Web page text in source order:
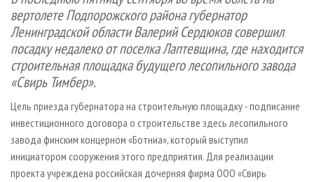
СУШКА ДРЕВЕСИНЫ
ПРОИЗВОДСТВО ДРЕВЕСНЫХ ПЛИТ
ДЕРЕВЯННОЕ ДОМОСТРОЕНИЕ
ПРОИЗВОДСТВО МЕБЕЛИ
БИОЭНЕРГЕТИКА
ЦБП
ИНСТРУМЕНТ И МАТЕРИАЛЫ
ПЕРСОНЫ
МОБИЛЬНЫЕ ВЫСТАВКИ
ОФИЦИАЛЬНЫЕ ДЕЛЕГАЦИИ
ПРИОРИТЕТНЫЕ ИНВЕСТПРОЕКТЫ
RUSSIAN FORESTRY REVIEW
ГАЗЕТА ЛЕСПРОМФОРУМ
БИБЛИОТЕКА СПЕЦИАЛИСТА
КОНТАКТЫ
РЕКЛАМА
РЕКЛАМА НА САЙТЕ
вертолете Подпорожского района губернатор
Ленинградской области Валерий Сердюков совершил
посадку недалеко от поселка Лаптевщина, где находится
строительная площадка будущего лесопильного завода
«Свирь Тимбер».
Цель приезда губернатора на строительную площадку - подписание
инвестиционного договора о строительстве здесь лесопильного
завода финским концерном «Ботниа», который выступил
инициатором сооружения этого предприятия. Для реализации
проекта учреждена российская дочерняя фирма ООО «Свирь